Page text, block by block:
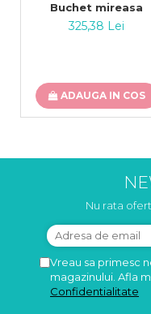
Buchet mireasa
325,38 Lei
ADAUGA IN COS
Nu rata
Vreau sa primesc
magazinului. Afla
Confidentialitate